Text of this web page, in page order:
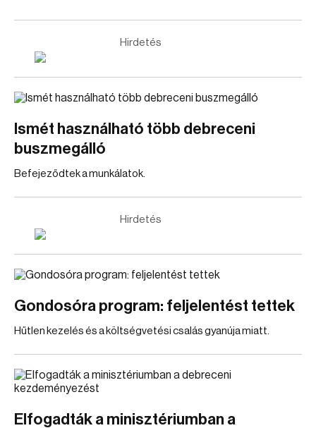
Hirdetés
Ismét használható több debreceni
buszmegálló
Befejeződtek a munkálatok.
Hirdetés
Gondosóra program: feljelentést tettek
Hűtlen kezelés és a költségvetési csalás gyanúja miatt.
Elfogadták a minisztériumban a